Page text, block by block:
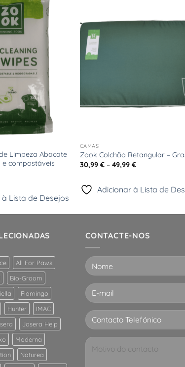
Adicionar
Desejos
Limpeza Abacate
compostáveis
Lista de Desejos
CAMAS
Zook Colchão Retangular –
30,99 € – 49,99 €Price
through
49,99 €
Adicionar à Lista de
All For Paws
Bio-Groom
Flamingo
Hunter
IMAC
Josera Help
Moderna
Naturea
CONTACTE-NOS